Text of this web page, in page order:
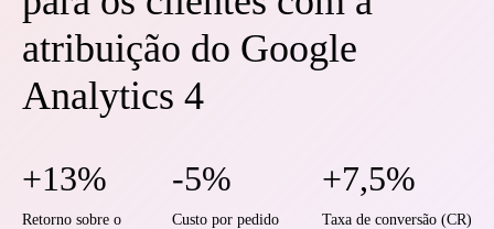
atribuição do Google
Analytics 4
+13%
Retorno sobre o
-5%
Custo por pedido
+7,5%
Taxa de conversão (CR)